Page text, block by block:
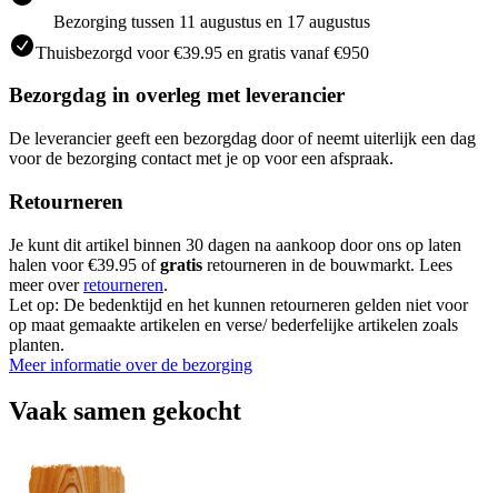
Bezorging tussen 11 augustus en 17 augustus
Thuisbezorgd voor €39.95 en gratis vanaf €950
Bezorgdag in overleg met leverancier
De leverancier geeft een bezorgdag door of neemt uiterlijk een dag
voor de bezorging contact met je op voor een afspraak.
Retourneren
Je kunt dit artikel binnen 30 dagen na aankoop door ons op laten
halen voor €39.95 ofgratis retourneren in de bouwmarkt. Lees
meer overretourneren.
Let op: De bedenktijd en het kunnen retourneren gelden niet voor
op maat gemaakte artikelen en verse/ bederfelijke artikelen zoals
planten.
Meer informatie over de bezorging
Vaak samen gekocht